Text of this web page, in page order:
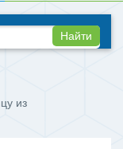
Найти
из